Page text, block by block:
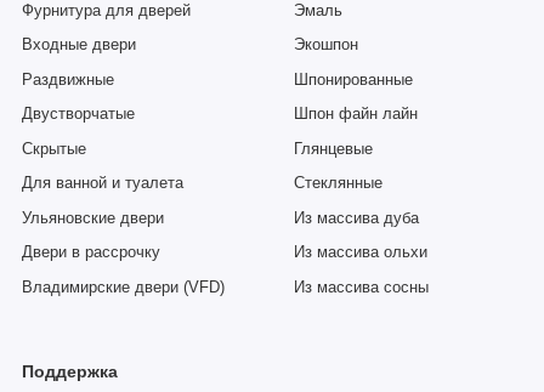
Фурнитура для дверей
Входные двери
Раздвижные
Двустворчатые
Скрытые
Для ванной и туалета
Ульяновские двери
Двери в рассрочку
Владимирские двери (VFD)
Эмаль
Экошпон
Шпонированные
Шпон файн лайн
Глянцевые
Стеклянные
Из массива дуба
Из массива ольхи
Из массива сосны
Поддержка